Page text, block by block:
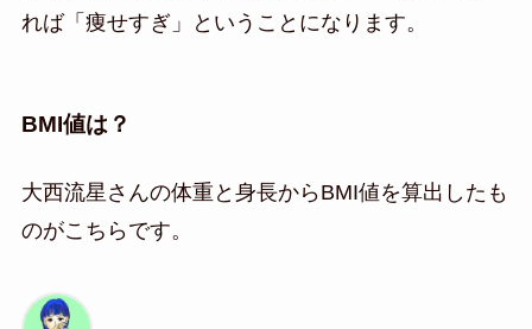
れば「痩せすぎ」ということになります。
BMI値は？
大西流星さんの体重と身長からBMI値を算出したも
のがこちらです。